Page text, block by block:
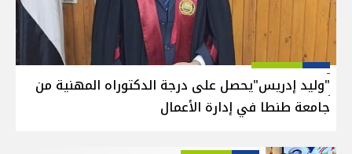
"وليد إدريس"يحصل على درجة الدكتوراه المهنية من
جامعة طنطا في إدارة الأعمال